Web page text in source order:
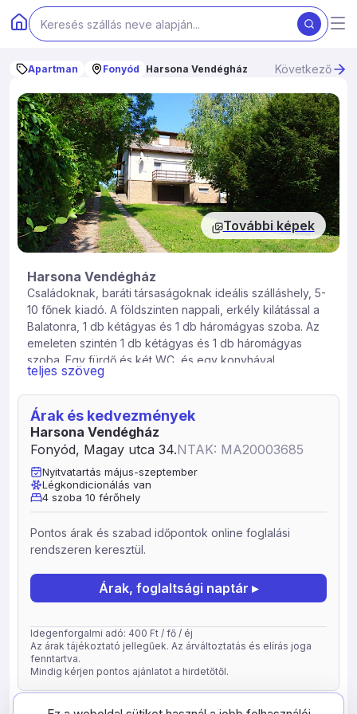
Apartman Fonyód Harsona Vendégház Következő
További képek
Harsona Vendégház
Családoknak, baráti társaságoknak ideális szálláshely, 5-
10 főnek kiadó. A földszinten nappali, erkély kilátással a
Balatonra, 1 db kétágyas és 1 db háromágyas szoba. Az
emeleten szintén 1 db kétágyas és 1 db háromágyas
szoba. Egy fürdő és két WC, és egy konyhával
rendelkezik a szállás. Parkolási lehetőség biztosított az
udvarban. Közelben: Balaton 300 m, bolt 500 m, kilátó
200 m.
Extra szolgáltatások: kerthelyiség.
A szállashely típusa: apartman
6 fős apartman 2 hálótérrel
5 fős apartman 2 hálótérrel
teljes szöveg
Árak és kedvezmények
Harsona Vendégház
Fonyód, Magay utca 34.NTAK: MA20003685
Nyitvatartás május-szeptember
Légkondicionálás van
4 szoba 10 férőhely
Pontos árak és szabad időpontok online foglalási
rendszeren keresztül.
Árak, foglaltsági naptár ▸
Idegenforgalmi adó: 400 Ft / fő / éj
Az árak tájékoztató jellegűek. Az árváltoztatás és elírás joga
fenntartva.
Mindig kérjen pontos ajánlatot a hirdetőtől.
frissítve: 2026-05-05 72360